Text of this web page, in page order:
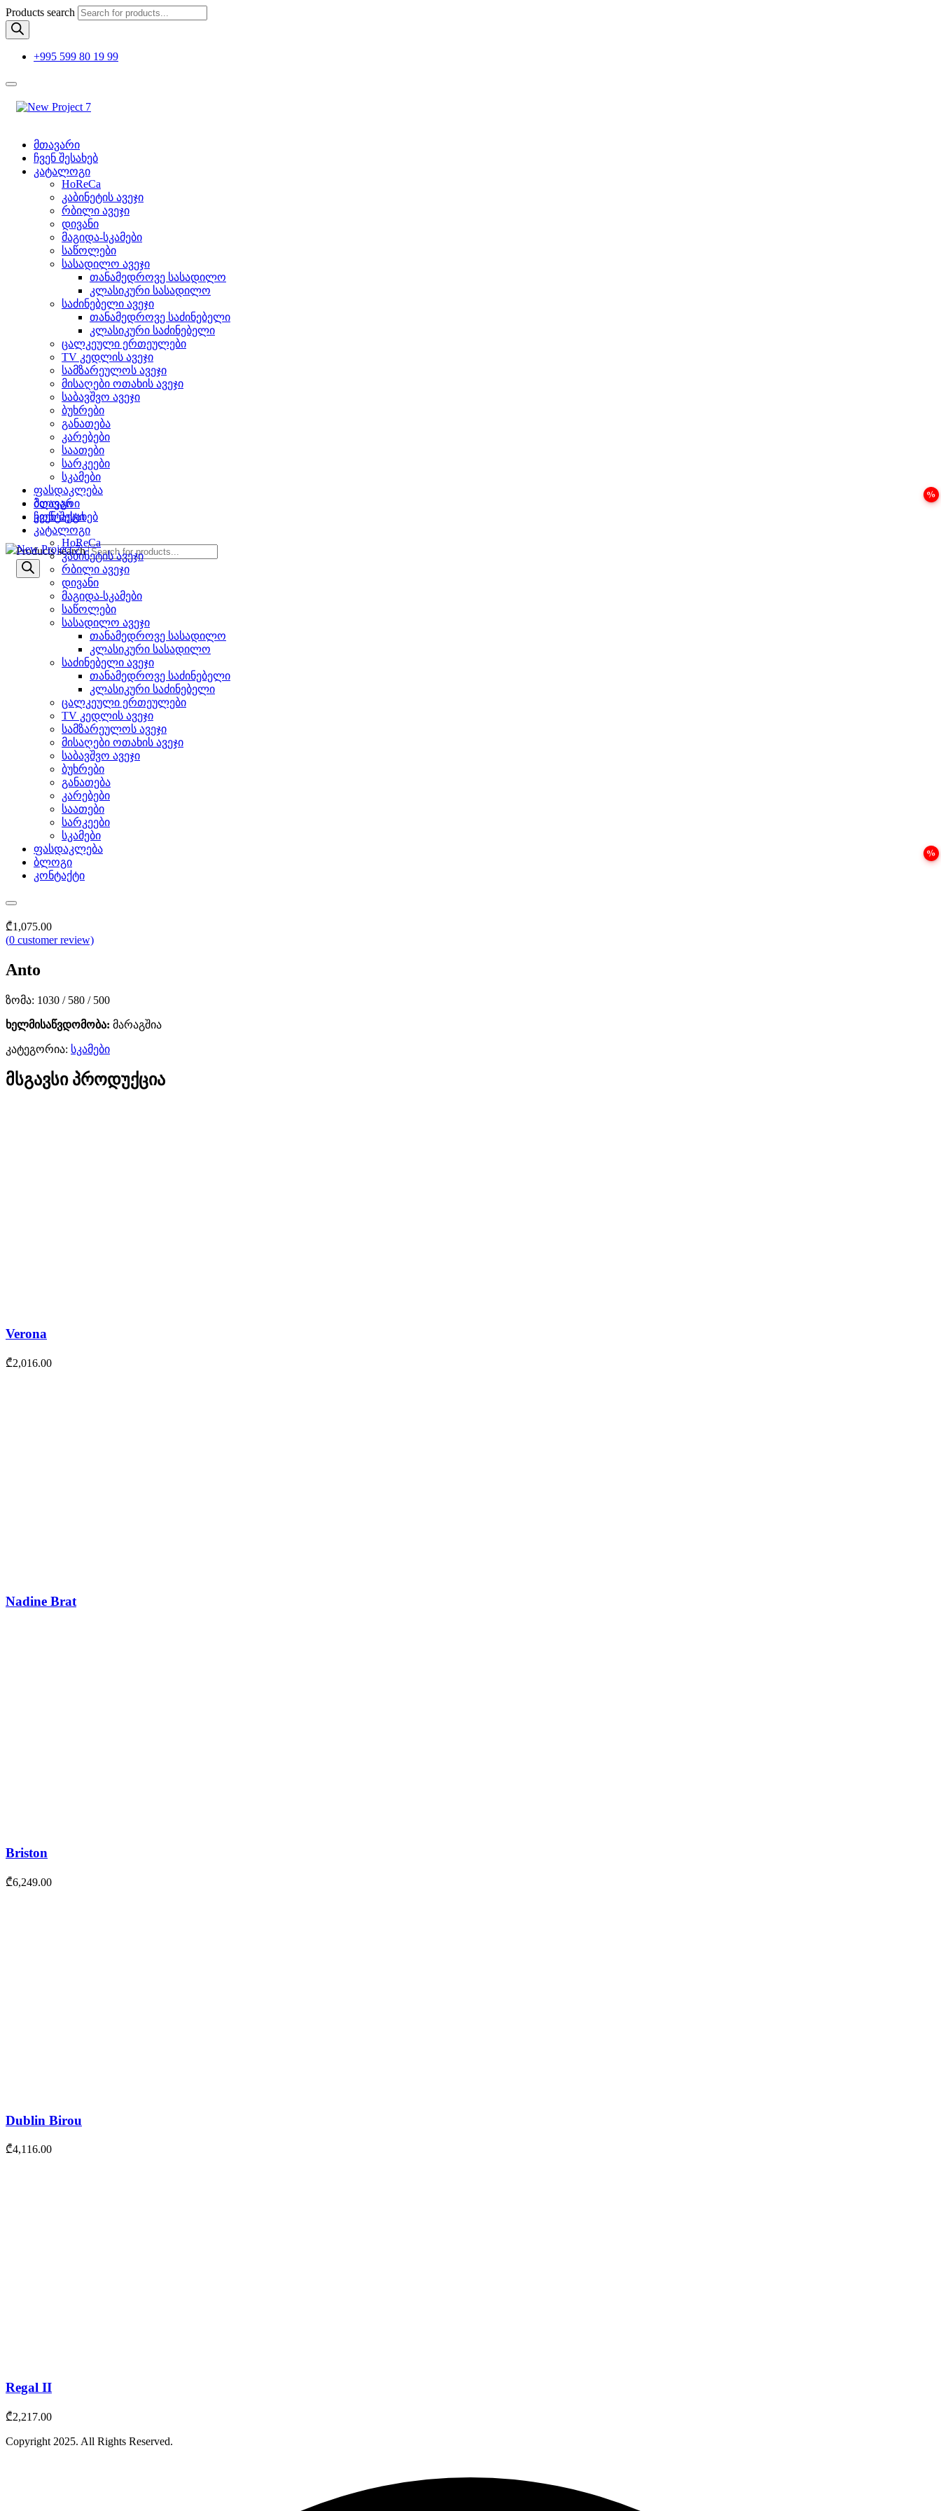
Products search
+995 599 80 19 99
მთავარი
ჩვენ შესახებ
კატალოგი
HoReCa
კაბინეტის ავეჯი
რბილი ავეჯი
დივანი
მაგიდა-სკამები
საწოლები
სასადილო ავეჯი
თანამედროვე სასადილო
კლასიკური სასადილო
საძინებელი ავეჯი
თანამედროვე საძინებელი
კლასიკური საძინებელი
ცალკეული ერთეულები
TV კედლის ავეჯი
სამზარეულოს ავეჯი
მისაღები ოთახის ავეჯი
საბავშვო ავეჯი
ბუხრები
განათება
კარებები
საათები
სარკეები
სკამები
ფასდაკლება
ბლოგი
კონტაქტი
Products search
მთავარი
ჩვენ შესახებ
კატალოგი
HoReCa
კაბინეტის ავეჯი
რბილი ავეჯი
დივანი
მაგიდა-სკამები
საწოლები
სასადილო ავეჯი
თანამედროვე სასადილო
კლასიკური სასადილო
საძინებელი ავეჯი
თანამედროვე საძინებელი
კლასიკური საძინებელი
ცალკეული ერთეულები
TV კედლის ავეჯი
სამზარეულოს ავეჯი
მისაღები ოთახის ავეჯი
საბავშვო ავეჯი
ბუხრები
განათება
კარებები
საათები
სარკეები
სკამები
ფასდაკლება
ბლოგი
კონტაქტი
₾1,075.00
(0 customer review)
Anto
ზომა: 1030 / 580 / 500
ხელმისაწვდომობა: მარაგშია
კატეგორია: სკამები
მსგავსი პროდუქცია
Verona
₾2,016.00
Nadine Brat
Briston
₾6,249.00
Dublin Birou
₾4,116.00
Regal II
₾2,217.00
Copyright 2025. All Rights Reserved.